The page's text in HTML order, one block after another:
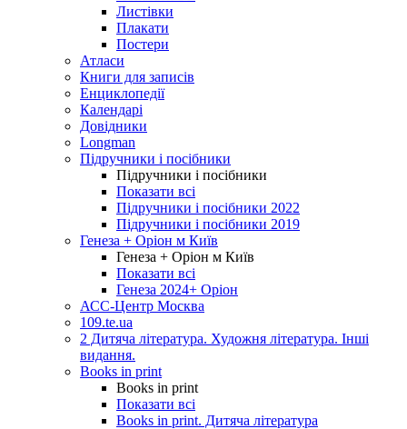
Листівки
Плакати
Постери
Атласи
Книги для записів
Енциклопедії
Календарі
Довідники
Longman
Підручники і посібники
Підручники і посібники
Показати всі
Підручники і посібники 2022
Підручники і посібники 2019
Генеза + Оріон м Київ
Генеза + Оріон м Київ
Показати всі
Генеза 2024+ Оріон
АСС-Центр Москва
109.te.ua
2 Дитяча література. Художня література. Інші
видання.
Books in print
Books in print
Показати всі
Books in print. Дитяча література